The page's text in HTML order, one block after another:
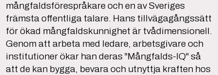
mångfaldsförespråkare och en av Sveriges
främsta offentliga talare. Hans tillvägagångssätt
för ökad mångfaldskunnighet är tvådimensionell.
Genom att arbeta med ledare, arbetsgivare och
institutioner ökar han deras "Mångfalds-IQ" så
att de kan bygga, bevara och utnyttja kraften hos